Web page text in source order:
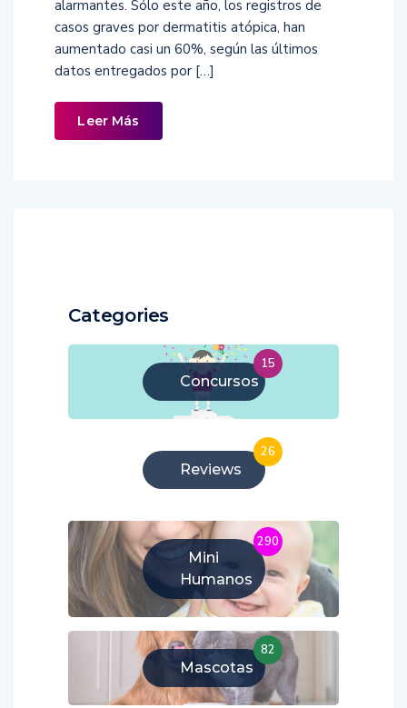
alarmantes. Sólo este año, los registros de
casos graves por dermatitis atópica, han
aumentado casi un 60%, según las últimos
datos entregados por […]
Leer Más
Categories
Concursos
15
Reviews
26
Mini
Humanos
290
Mascotas
82